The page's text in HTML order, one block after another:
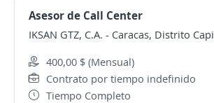
Asesor de Call Center
IKSAN GTZ, C.A. - Caracas, Distrito
400,00 $ (Mensual)
Contrato por tiempo indefinido
Tiempo Completo